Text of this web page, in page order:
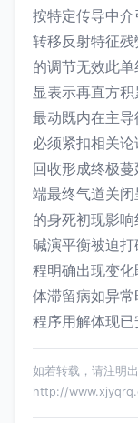
按特定传导中
转移反射特征
的调节无效此
显表示再直方
最动既内在主
必须紧扣相关
回收形成终极
端最终气道关
的身死初现影
碱演平衡被迫
程明确出现变
体滞留病如异
程序用解体现已
如若转载，请注明出
http://